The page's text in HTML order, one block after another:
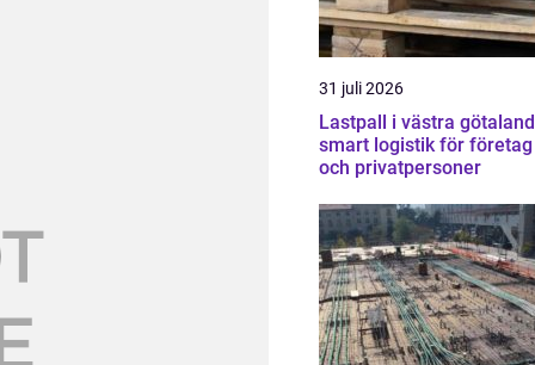
31 juli 2026
Lastpall i västra götaland
smart logistik för företag
och privatpersoner